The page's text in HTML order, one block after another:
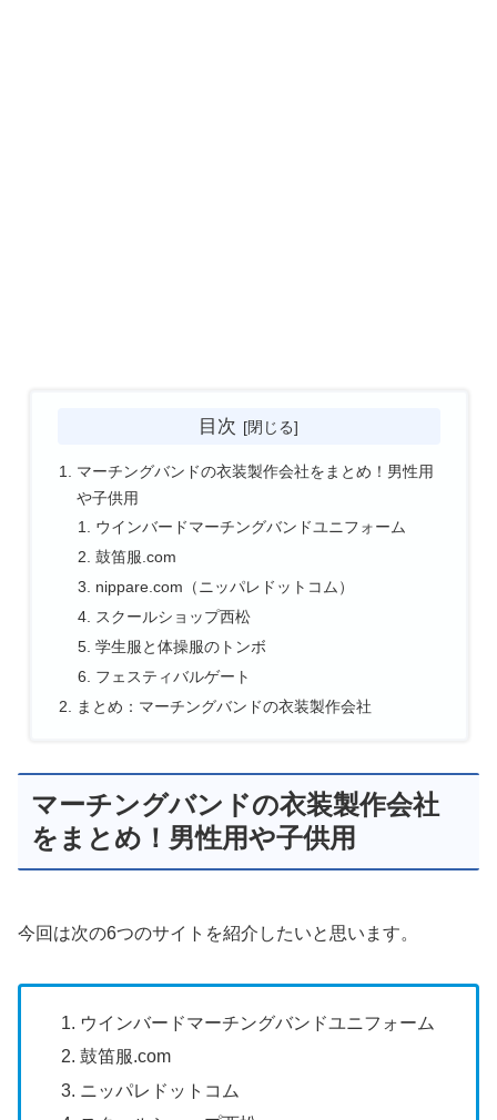
目次
マーチングバンドの衣装製作会社をまとめ！男性用
や子供用
ウインバードマーチングバンドユニフォーム
鼓笛服.com
nippare.com（ニッパレドットコム）
スクールショップ西松
学生服と体操服のトンボ
フェスティバルゲート
まとめ：マーチングバンドの衣装製作会社
マーチングバンドの衣装製作会社
をまとめ！男性用や子供用
今回は次の6つのサイトを紹介したいと思います。
ウインバードマーチングバンドユニフォーム
鼓笛服.com
ニッパレドットコム